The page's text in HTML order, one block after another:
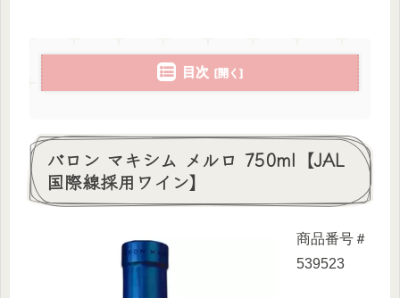
目次
バロン マキシム メルロ 750ml【JAL
国際線採用ワイン】
商品番号＃
539523